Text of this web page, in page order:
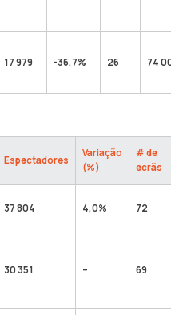
17 979 -36,7% 26 74 004
Espectadores
Variação
(%)
# de
ecrãs
37 804 4,0% 72
30 351 – 69